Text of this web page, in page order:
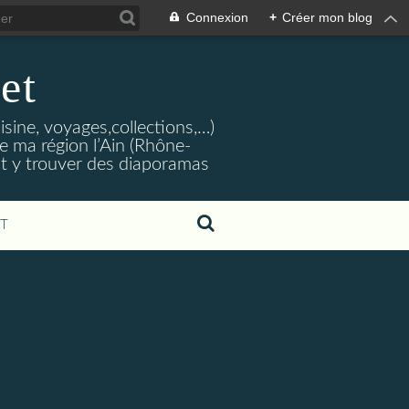
Connexion + Créer mon blog
voyages,collections,…)
région l’Ain (Rhône-
y trouver des diaporamas